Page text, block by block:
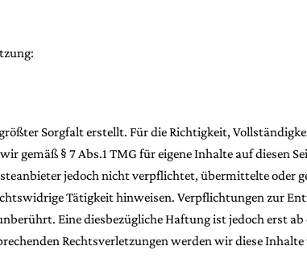
Sorgfalt erstellt. Für die Richtigkeit,
gemäß § 7 Abs.1 TMG für eigene Inhalte auf diesen
jedoch nicht verpflichtet, übermittelte oder
Tätigkeit hinweisen. Verpflichtungen zur
Eine diesbezügliche Haftung ist jedoch erst
Rechtsverletzungen werden wir diese